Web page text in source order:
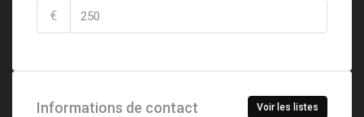
€
Informations de contact Voir les listes